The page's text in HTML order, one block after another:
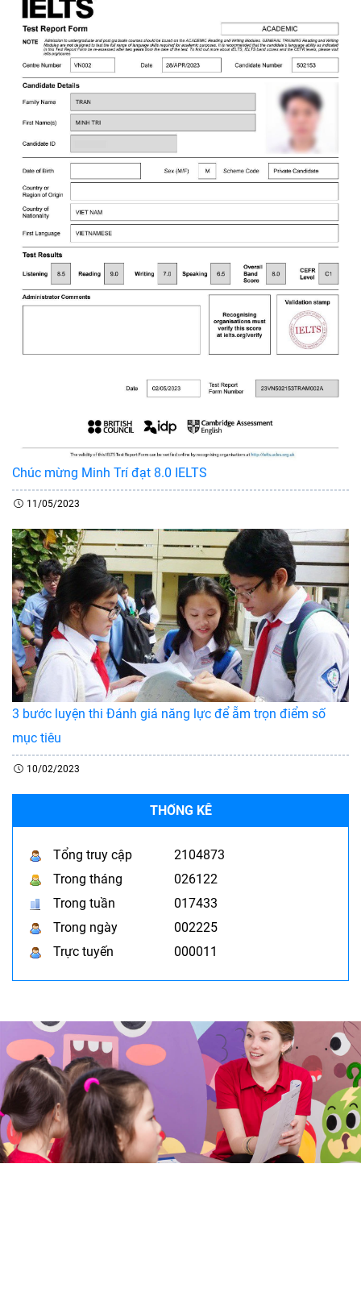
Chúc mừng Minh Trí đạt 8.0 IELTS
11/05/2023
3 bước luyện thi Đánh giá năng lực để ẵm trọn điểm số
mục tiêu
10/02/2023
THỐNG KÊ
Tổng truy cập
2104873
Trong tháng
026122
Trong tuần
017433
Trong ngày
002225
Trực tuyến
000011